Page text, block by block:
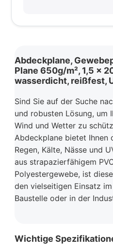
Abdeckplane,
Plane 650g/m², 1,5 x
wasserdicht, reißfest,
Sind Sie auf der Suche
und robusten Lösung, um
Wind und Wetter zu
Abdeckplane bietet Ihnen
Regen, Kälte, Nässe und
aus strapazierfähigem
Polyestergewebe, ist
den vielseitigen Einsatz
Baustelle oder in der
Wichtige